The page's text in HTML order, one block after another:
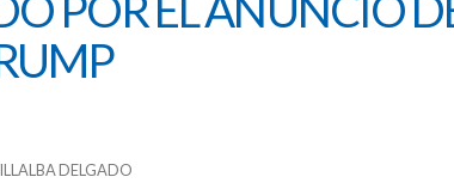
DELGADO